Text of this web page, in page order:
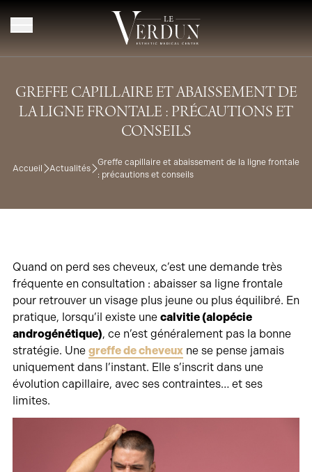
GREFFE CAPILLAIRE ET ABAISSEMENT DE
LA LIGNE FRONTALE : PRÉCAUTIONS ET
CONSEILS
Accueil Actualités
Greffe capillaire et abaissement de la ligne frontale
: précautions et conseils
Quand on perd ses cheveux, c’est une demande très
fréquente en consultation : abaisser sa ligne frontale
pour retrouver un visage plus jeune ou plus équilibré. En
pratique, lorsqu’il existe une calvitie (alopécie
androgénétique), ce n’est généralement pas la bonne
stratégie. Une greffe de cheveuxne se pense jamais
uniquement dans l’instant. Elle s’inscrit dans une
évolution capillaire, avec ses contraintes… et ses
limites.